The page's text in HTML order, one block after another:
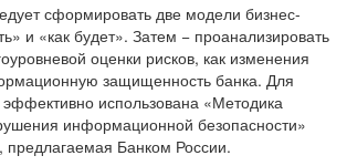
сформировать две модели бизнес-
и «как будет». Затем − проанализировать
оценки рисков, как изменения
защищенность банка. Для
использована «Методика
информационной безопасности»
Банком России.